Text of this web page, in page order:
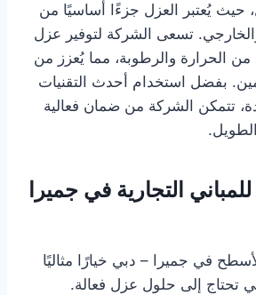
حيث يُعتبر العزل جزءًا أساسيًا من
تسعى الشركة لتوفير عزل
الحرارة والرطوبة، مما يُعزز من
بفضل استخدام أحدث التقنيات
تتمكن الشركة من ضمان فعالية
التجارية في جميرا
في جميرا – دبي خيارًا مثاليًا
تحتاج إلى حلول عزل فعالة.